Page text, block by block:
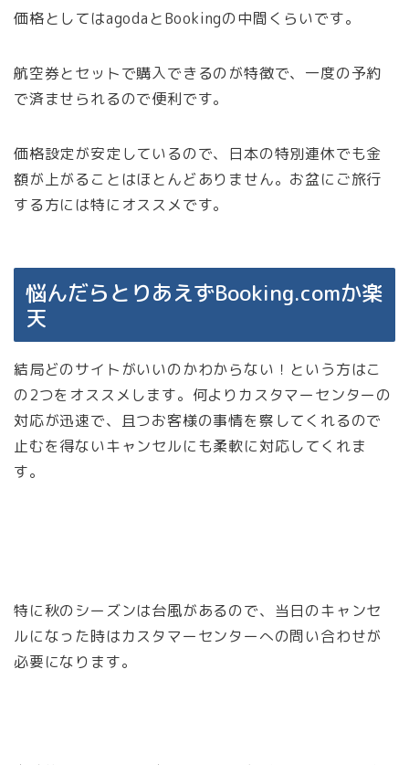
価格としてはagodaとBookingの中間くらいです。
航空券とセットで購入できるのが特徴で、一度の予約
で済ませられるので便利です。
価格設定が安定しているので、日本の特別連休でも金
額が上がることはほとんどありません。お盆にご旅行
する方には特にオススメです。
悩んだらとりあえずBooking.comか楽
天
結局どのサイトがいいのかわからない！という方はこ
の2つをオススメします。何よりカスタマーセンターの
対応が迅速で、且つお客様の事情を察してくれるので
止むを得ないキャンセルにも柔軟に対応してくれま
す。
特に秋のシーズンは台風があるので、当日のキャンセ
ルになった時はカスタマーセンターへの問い合わせが
必要になります。